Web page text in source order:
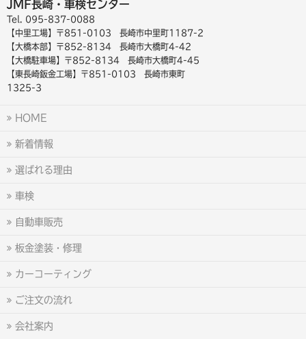
Tel. 095-837-0088
【中里工場】〒851-0103 長崎市中里町1187-2
【大橋本部】〒852-8134 長崎市大橋町4-42
【大橋駐車場】〒852-8134 長崎市大橋町4-45
【東長崎鈑金工場】〒851-0103 長崎市東町
1325-3
HOME
新着情報
選ばれる理由
車検
自動車販売
板金塗装・修理
カーコーティング
ご注文の流れ
会社案内